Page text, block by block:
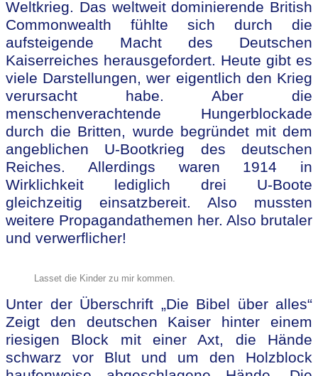
Weltkrieg. Das weltweit dominierende British
Commonwealth fühlte sich durch die
aufsteigende Macht des Deutschen
Kaiserreiches herausgefordert. Heute gibt es
viele Darstellungen, wer eigentlich den Krieg
verursacht habe. Aber die
menschenverachtende Hungerblockade
durch die Britten, wurde begründet mit dem
angeblichen U-Bootkrieg des deutschen
Reiches. Allerdings waren 1914 in
Wirklichkeit lediglich drei U-Boote
gleichzeitig einsatzbereit. Also mussten
weitere Propagandathemen her. Also brutaler
und verwerflicher!
Lasset die Kinder zu mir kommen.
Unter der Überschrift „Die Bibel über alles“
Zeigt den deutschen Kaiser hinter einem
riesigen Block mit einer Axt, die Hände
schwarz vor Blut und um den Holzblock